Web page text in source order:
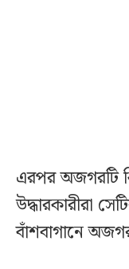
এরপর অজগরটি
উদ্ধারকারীরা
বাঁশবাগানে